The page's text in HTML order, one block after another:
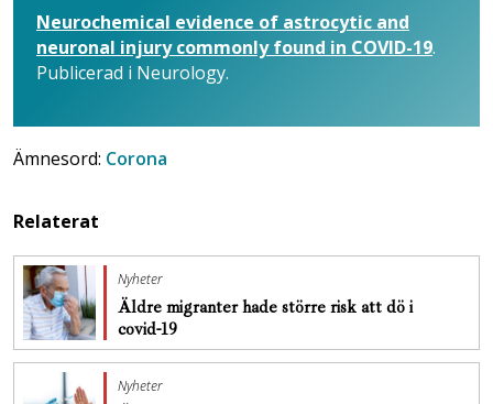
Neurochemical evidence of astrocytic and
neuronal injury commonly found in COVID-19.
Publicerad i Neurology.
Ämnesord: Corona
Relaterat
Nyheter
Äldre migranter hade större risk att dö i
covid-19
Nyheter